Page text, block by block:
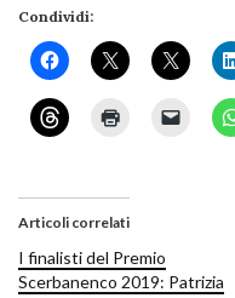
Condividi:
Articoli correlati
I finalisti del Premio
Scerbanenco 2019: Patrizia